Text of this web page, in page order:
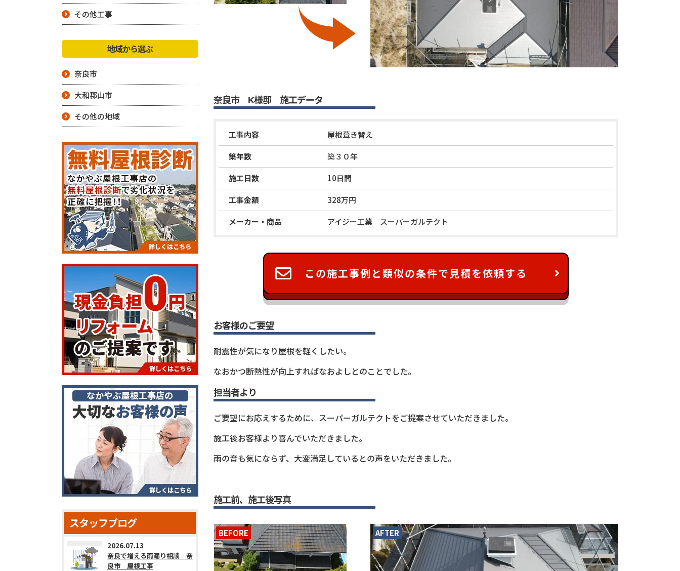
奈良市 K様邸 施工データ
工事内容 屋根葺き替え
築年数 築３０年
施工日数 10日間
工事金額 328万円
メーカー・商品 アイジー工業 スーパーガルテクト
この施工事例と類似の条件で見積を依頼する
お客様のご要望
耐震性が気になり屋根を軽くしたい。
なおかつ断熱性が向上すればなおよしとのことでした。
担当者より
ご要望にお応えするために、スーパーガルテクトをご提案させていただきました。
施工後お客様より喜んでいただきました。
雨の音も気にならず、大変満足しているとの声をいただきました。
施工前、施工後写真
BEFORE AFTER
その他工事
地域から選ぶ
奈良市
大和郡山市
その他の地域
スタッフブログ
2026.07.13
奈良で増える雨漏り相談 奈
良市 屋根工事